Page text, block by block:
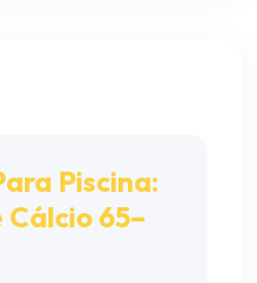
Piscina:
65–